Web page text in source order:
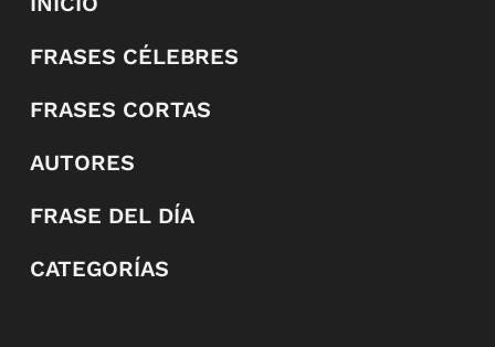
FRASES CÉLEBRES
FRASES CORTAS
AUTORES
FRASE DEL DÍA
CATEGORÍAS